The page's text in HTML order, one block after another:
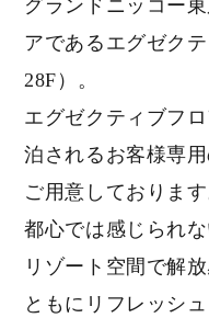
グランドニッコー
アであるエグゼク
28F）。
エグゼクティブフ
泊されるお客様専
ご用意しております
都心では感じられ
リゾート空間で解
ともにリフレッシ